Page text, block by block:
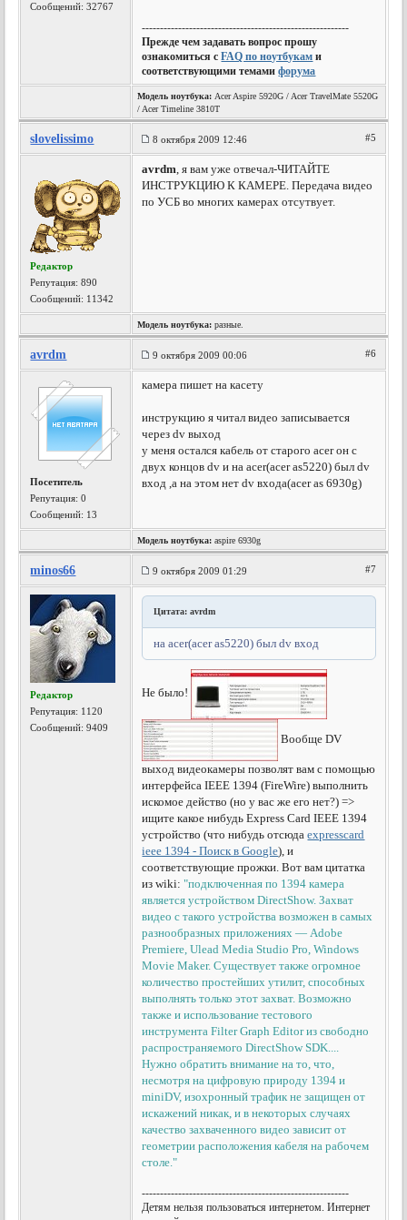
Сообщений: 32767
---------------------------------------------------------
Прежде чем задавать вопрос прошу
ознакомиться сFAQ по ноутбукам и
соответствующими темамифорума
Модель ноутбука: Acer Aspire 5920G / Acer TravelMate 5520G
/ Acer Timeline 3810T
slovelissimo 8 октября 2009 12:46 #5
Редактор
Репутация:890
Сообщений: 11342
avrdm, я вам уже отвечал-ЧИТАЙТЕ
ИНСТРУКЦИЮ К КАМЕРЕ. Передача видео
по УСБ во многих камерах отсутвует.
Модель ноутбука: разные.
avrdm 9 октября 2009 00:06 #6
Посетитель
Репутация:0
Сообщений: 13
камера пишет на касету
инструкцию я читал видео записывается
через dv выход
у меня остался кабель от старого acer он с
двух концов dv и на acer(acer as5220) был dv
вход ,а на этом нет dv входа(acer as 6930g)
Модель ноутбука: aspire 6930g
minos66 9 октября 2009 01:29 #7
Редактор
Репутация: 1120
Сообщений: 9409
Цитата: avrdm
на acer(acer as5220) был dv вход
Не было!
Вообще DV
выход видеокамеры позволят вам с помощью
интерфейса IEEE 1394 (FireWire) выполнить
искомое действо (но у вас же его нет?) =>
ищите какое нибудь Express Card IEEE 1394
устройство (что нибудь отсюдаexpresscard
ieee 1394 - Поиск в Google), и
соответствующие прожки. Вот вам цитатка
из wiki:"подключенная по 1394 камера
является устройством DirectShow. Захват
видео с такого устройства возможен в самых
разнообразных приложениях — Adobe
Premiere, Ulead Media Studio Pro, Windows
Movie Maker. Существует также огромное
количество простейших утилит, способных
выполнять только этот захват. Возможно
также и использование тестового
инструмента Filter Graph Editor из свободно
распространяемого DirectShow SDK....
Нужно обратить внимание на то, что,
несмотря на цифровую природу 1394 и
miniDV, изохронный трафик не защищен от
искажений никак, и в некоторых случаях
качество захваченного видео зависит от
геометрии расположения кабеля на рабочем
столе."
---------------------------------------------------------
Детям нельзя пользоваться интернетом. Интернет